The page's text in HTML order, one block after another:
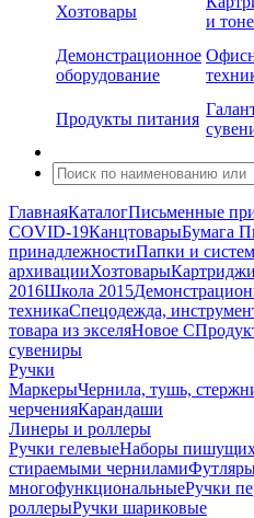
Хозтовары
и
Демонстрационное
оборудование
Продукты питания
ГлавнаяКаталогПисьменные
COVID-19КанцтоварыБумага
принадлежностиПапки и
архивацииХозтовары
2016Школа 2015
техникаСпецодежда,
товара из экселяНовое С
сувениры
Ручки
МаркерыЧернила, тушь,
черченияКарандаши
Линеры и роллеры
Ручки гелевыеНаборы пишущих
стираемыми чернилами
многофункциональныеРучки
роллерыРучки шариковые